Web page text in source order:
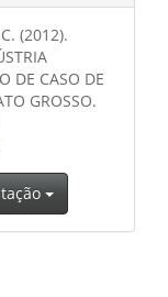
(2012).
DE CASO DE
GROSSO.